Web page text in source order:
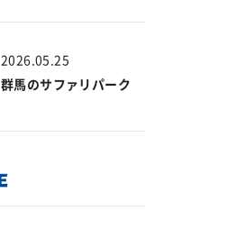
2026.05.25
群馬のサファリパーク